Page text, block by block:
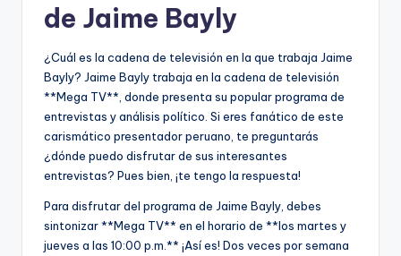
de Jaime Bayly
¿Cuál es la cadena de televisión en la que trabaja Jaime
Bayly? Jaime Bayly trabaja en la cadena de televisión
**Mega TV**, donde presenta su popular programa de
entrevistas y análisis político. Si eres fanático de este
carismático presentador peruano, te preguntarás
¿dónde puedo disfrutar de sus interesantes
entrevistas? Pues bien, ¡te tengo la respuesta!
Para disfrutar del programa de Jaime Bayly, debes
sintonizar **Mega TV** en el horario de **los martes y
jueves a las 10:00 p.m.** ¡Así es! Dos veces por semana